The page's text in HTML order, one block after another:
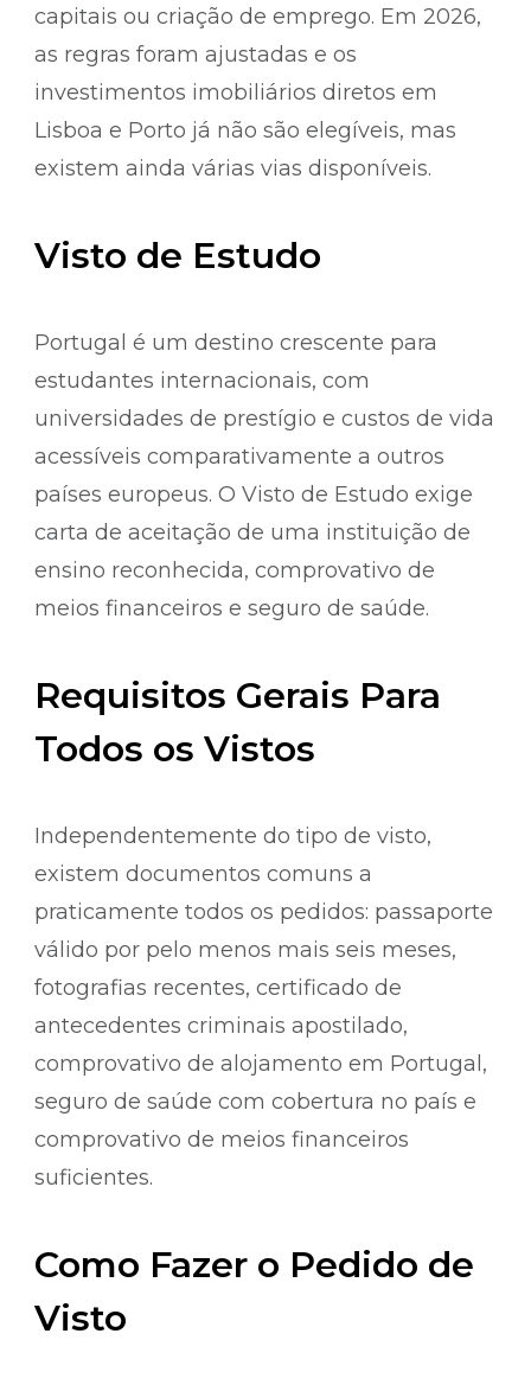
capitais ou criação de emprego. Em 2026,
as regras foram ajustadas e os
investimentos imobiliários diretos em
Lisboa e Porto já não são elegíveis, mas
existem ainda várias vias disponíveis.
Visto de Estudo
Portugal é um destino crescente para
estudantes internacionais, com
universidades de prestígio e custos de vida
acessíveis comparativamente a outros
países europeus. O Visto de Estudo exige
carta de aceitação de uma instituição de
ensino reconhecida, comprovativo de
meios financeiros e seguro de saúde.
Requisitos Gerais Para
Todos os Vistos
Independentemente do tipo de visto,
existem documentos comuns a
praticamente todos os pedidos: passaporte
válido por pelo menos mais seis meses,
fotografias recentes, certificado de
antecedentes criminais apostilado,
comprovativo de alojamento em Portugal,
seguro de saúde com cobertura no país e
comprovativo de meios financeiros
suficientes.
Como Fazer o Pedido de
Visto